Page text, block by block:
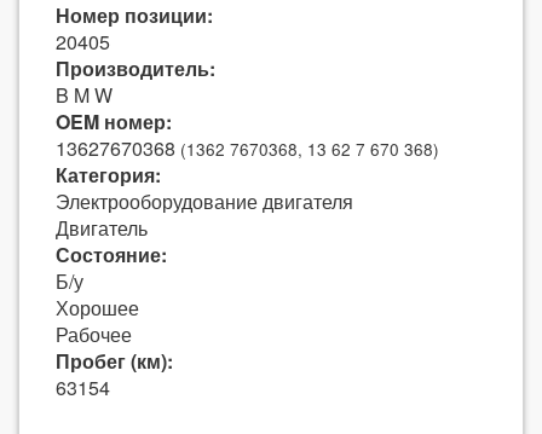
Номер позиции:
20405
Производитель:
B M W
OEM номер:
13627670368 (1362 7670368, 13 62 7 670 368)
Категория:
Электрооборудование двигателя
Двигатель
Состояние:
Б/у
Хорошее
Рабочее
Пробег (км):
63154